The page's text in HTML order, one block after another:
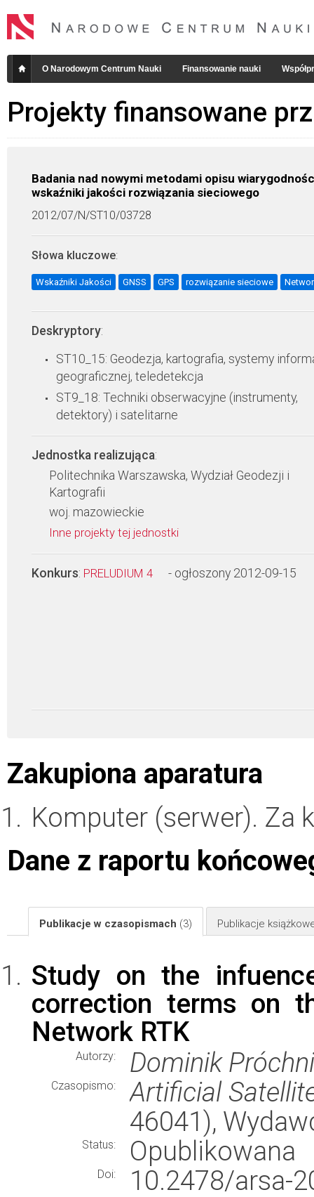
O Narodowym Centrum Nauki Finansowanie nauki
Projekty finansowane
Badania nad nowymi metodami opisu
wskaźniki jakości rozwiązania sieciowego
2012/07/N/ST10/03728
Słowa kluczowe:
Wskaźniki Jakości GNSS GPS rozwiązanie sieciowe
Deskryptory:
ST10_15: Geodezja, kartografia, systemy
geograficznej, teledetekcja
ST9_18: Techniki obserwacyjne (instrumenty,
detektory) i satelitarne
Jednostka realizująca:
Politechnika Warszawska, Wydział Geodezji i
Kartografii
woj. mazowieckie
Inne projekty tej jednostki
Konkurs: PRELUDIUM 4 - ogłoszony 2012-09-15
Zakupiona aparatura
Komputer (serwer). Za
Dane z raportu
Publikacje w czasopismach (3) Publikacje
Study on the
correction terms on
Network RTK
Autorzy: Dominik
Czasopismo:
Artificial
46041),
Status: Opublikowana
Doi:
10.2478/arsa-